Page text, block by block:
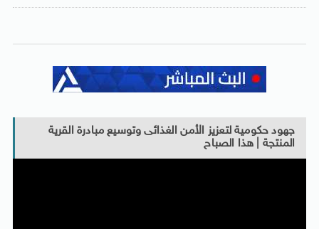
جهود حكومية لتعزيز الأمن الغذائى وتوسيع مبادرة القرية
المنتجة | هذا الصباح